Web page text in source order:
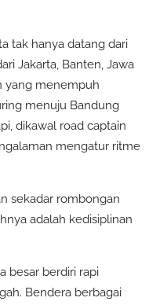
tak hanya datang dari
Jakarta, Banten, Jawa
yang menempuh
menuju Bandung
dikawal road captain
mengatur ritme
sekadar rombongan
adalah kedisiplinan
besar berdiri rapi
Bendera berbagai